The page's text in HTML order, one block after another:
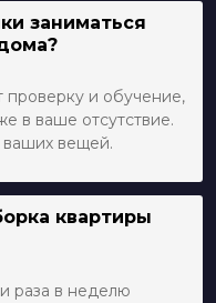
заниматься
и обучение,
в ваше отсутствие.
ваших вещей.
квартиры
раза в неделю